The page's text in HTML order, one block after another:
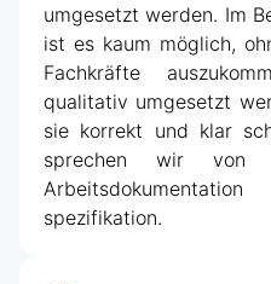
umgesetzt werden. Im
ist es kaum möglich,
Fachkräfte
qualitativ umgesetzt
sie korrekt und klar
sprechen wir von
spezifikation.